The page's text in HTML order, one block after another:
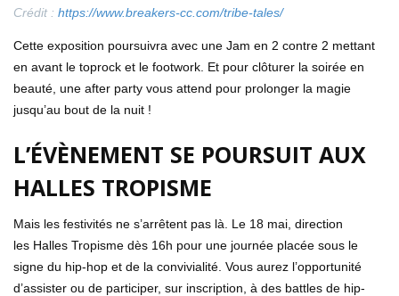
Crédit : https://www.breakers-cc.com/tribe-tales/
Cette exposition poursuivra avec une Jam en 2 contre 2 mettant
en avant le toprock et le footwork. Et pour clôturer la soirée en
beauté, une after party vous attend pour prolonger la magie
jusqu’au bout de la nuit !
L’ÉVÈNEMENT SE POURSUIT AUX
HALLES TROPISME
Mais les festivités ne s’arrêtent pas là. Le 18 mai, direction
les Halles Tropisme dès 16h pour une journée placée sous le
signe du hip-hop et de la convivialité. Vous aurez l’opportunité
d’assister ou de participer, sur inscription, à des battles de hip-